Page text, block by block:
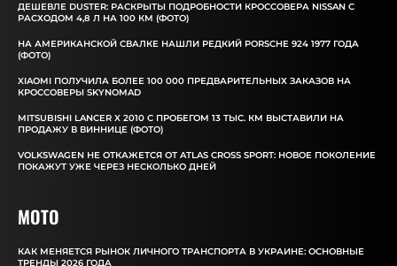
ДЕШЕВЛЕ DUSTER: РАСКРЫТЫ ПОДРОБНОСТИ КРОССОВЕРА NISSAN С
РАСХОДОМ 4,8 Л НА 100 КМ (ФОТО)
НА АМЕРИКАНСКОЙ СВАЛКЕ НАШЛИ РЕДКИЙ PORSCHE 924 1977 ГОДА
(ФОТО)
XIAOMI ПОЛУЧИЛА БОЛЕЕ 100 000 ПРЕДВАРИТЕЛЬНЫХ ЗАКАЗОВ НА
КРОССОВЕРЫ SKYNOMAD
MITSUBISHI LANCER X 2010 С ПРОБЕГОМ 13 ТЫС. КМ ВЫСТАВИЛИ НА
ПРОДАЖУ В ВИННИЦЕ (ФОТО)
VOLKSWAGEN НЕ ОТКАЖЕТСЯ ОТ ATLAS CROSS SPORT: НОВОЕ ПОКОЛЕНИЕ
ПОКАЖУТ УЖЕ ЧЕРЕЗ НЕСКОЛЬКО ДНЕЙ
MOTO
КАК МЕНЯЕТСЯ РЫНОК ЛИЧНОГО ТРАНСПОРТА В УКРАИНЕ: ОСНОВНЫЕ
ТРЕНДЫ 2026 ГОДА